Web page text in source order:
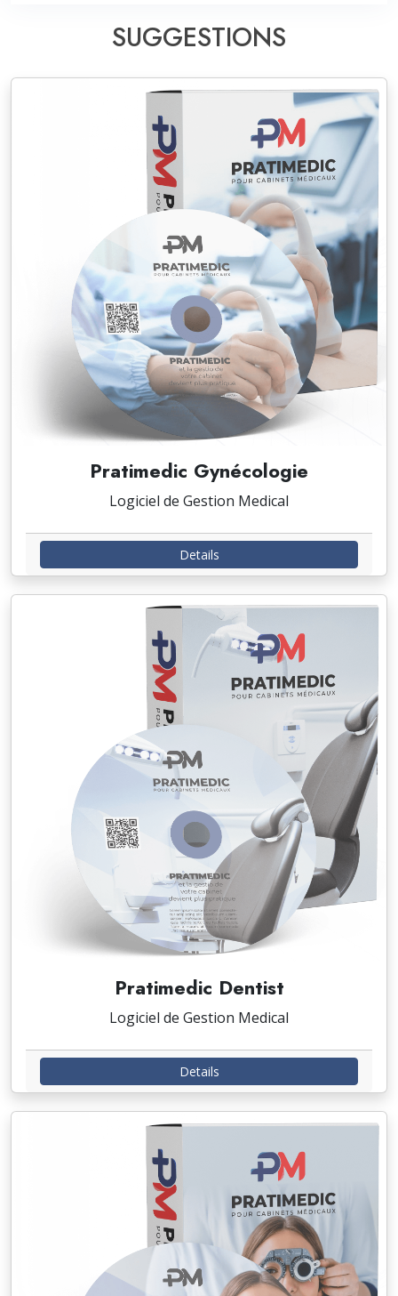
SUGGESTIONS
Pratimedic Gynécologie
Logiciel de Gestion Medical
Details
Pratimedic Dentist
Logiciel de Gestion Medical
Details